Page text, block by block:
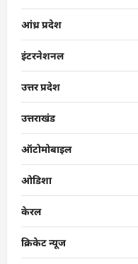
आंध्र प्रदेश
इंटरनेशनल
उत्तर प्रदेश
उत्तराखंड
ऑटोमोबाइल
ओडिशा
केरल
क्रिकेट न्यूज